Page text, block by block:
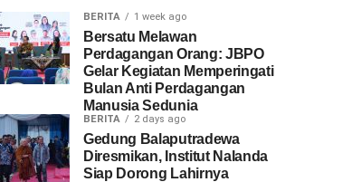
BERITA 1 week ago
Bersatu Melawan
Perdagangan Orang: JBPO
Gelar Kegiatan Memperingati
Bulan Anti Perdagangan
Manusia Sedunia
BERITA 2 days ago
Gedung Balaputradewa
Diresmikan, Institut Nalanda
Siap Dorong Lahirnya